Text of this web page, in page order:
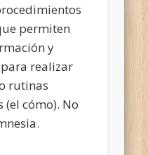
permiten
y
realizar
rutinas
cómo). No